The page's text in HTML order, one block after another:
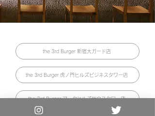
the 3rd Burger 新宿大ガード店
the 3rd Burger 虎ノ門ヒルズビジネスタワー店
the 3rd Burger アークヒルズサウスタワー店